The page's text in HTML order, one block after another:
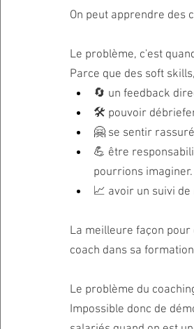
On peut apprendre des
Le problème, c'est
Parce que des soft
🔄 un feedback
🛠️ pouvoir
🤗 se sentir
💪 être
pourrions imaginer.
📈 avoir un suivi
La meilleure façon
coach dans sa
Le problème du
Impossible donc de